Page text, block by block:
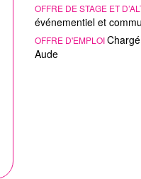
OFFRE DE STAGE ET
événementiel et
OFFRE D'EMPLOI
Aude